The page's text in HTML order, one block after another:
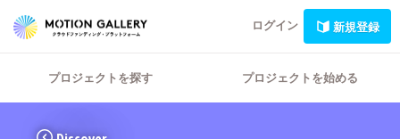
ログイン 新規登録
プロジェクトを探す プロジェクトを始める